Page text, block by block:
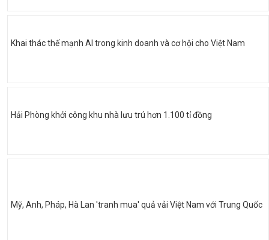
Khai thác thế mạnh AI trong kinh doanh và cơ hội cho Việt Nam
Hải Phòng khởi công khu nhà lưu trú hơn 1.100 tỉ đồng
Mỹ, Anh, Pháp, Hà Lan 'tranh mua' quả vải Việt Nam với Trung Quốc